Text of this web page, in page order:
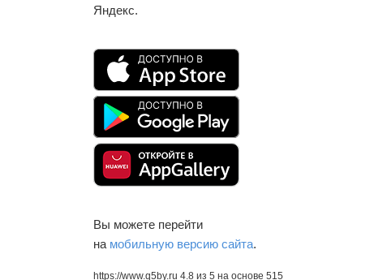
Яндекс.
Вы можете перейти
на мобильную версию сайта.
https://www.q5by.ru 4.8 из 5 на основе 515